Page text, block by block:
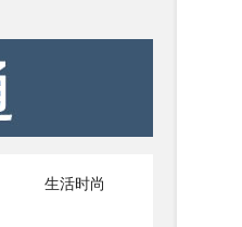
生活时尚